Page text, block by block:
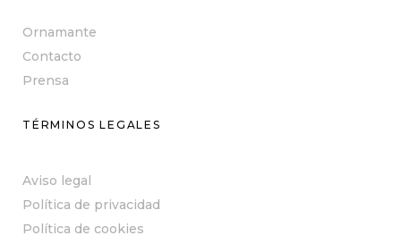
Ornamante
Contacto
Prensa
TÉRMINOS LEGALES
Aviso legal
Política de privacidad
Política de cookies